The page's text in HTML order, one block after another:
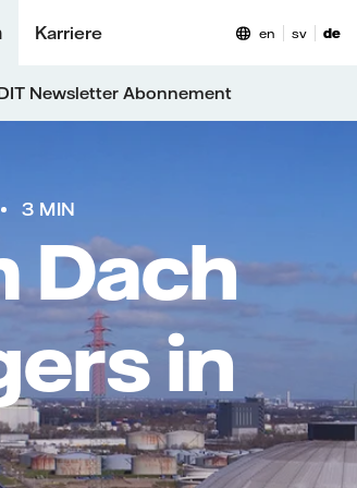
Karriere
Newsletter Abonnement
en sv de
3 MIN
Dach
in